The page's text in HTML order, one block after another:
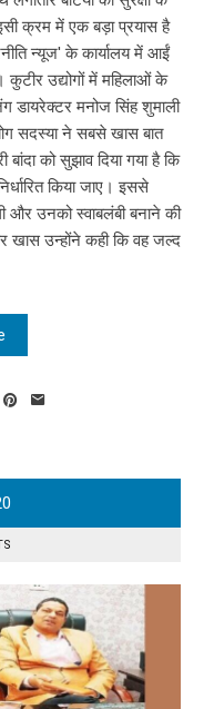
क्रम में एक बड़ा प्रयास है
न्यूज' के कार्यालय में आईं
कुटीर उद्योगों में महिलाओं के
डायरेक्टर मनोज सिंह शुमाली
सदस्या ने सबसे खास बात
बांदा को सुझाव दिया गया है कि
किया जाए। इससे
और उनको स्वाबलंबी बनाने की
खास उन्होंने कही कि वह जल्द